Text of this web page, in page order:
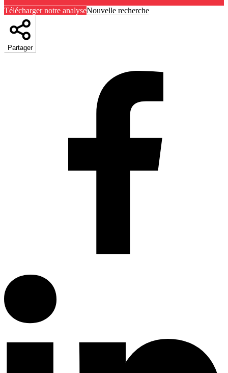
Télécharger notre analyseNouvelle recherche
Partager